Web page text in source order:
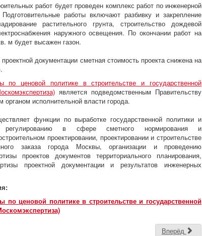
работ будет проведен комплекс работ по инженерной
Подготовительные работы включают разбивку и закрепление
растительного грунта, строительство дождевой
наружного освещения. По окончании работ на
м будет высажен газон.
документации сметная стоимость проекта снижена на
по ценовой политике в строительстве и государственной
является подведомственным Правительству
исполнительной власти города.
функции по выработке государственной политики и
регулированию в сфере сметного нормирования и
проектировании, проектировании и строительстве
заказа города Москвы, организации и проведению
проектов документов территориального планирования,
проектной документации и результатов инженерных
по ценовой политике в строительстве и государственной
Вперёд